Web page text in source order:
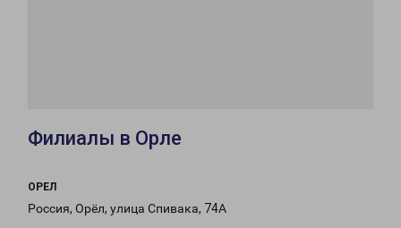
Филиалы в Орле
ОРЕЛ
Россия, Орёл, улица Спивака, 74А